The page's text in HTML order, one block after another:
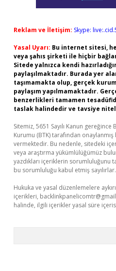
Reklam ve İletişim: Skype:
Yasal Uyarı: Bu internet sitesi,
veya şahıs şirketi ile hiçbir
Sitede yalnızca kendi
paylaşılmaktadır. Burada yer
taşımamakta olup, gerçek
paylaşım yapılmamaktadır.
benzerlikleri tamamen
taslak halindedir ve tavsiye
Sitemiz, 5651 Sayılı Kanun
Kurumu (BTK) tarafından
vermektedir. Bu nedenle, sitedeki
veya araştırma yükümlülüğümüz
yazdıkları içeriklerin sorumluluğunu
bu sorumluluğu kabul etmiş sayılırlar.
Hukuka ve yasal düzenlemelere
içerikleri,
halinde, ilgili içerikler yasal süre